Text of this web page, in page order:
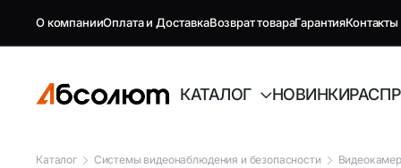
О компанииОплата и ДоставкаВозврат товараГарантияКонтакты
КАТАЛОГ НОВИНКИ
Каталог Системы видеонаблюдения и безопасности